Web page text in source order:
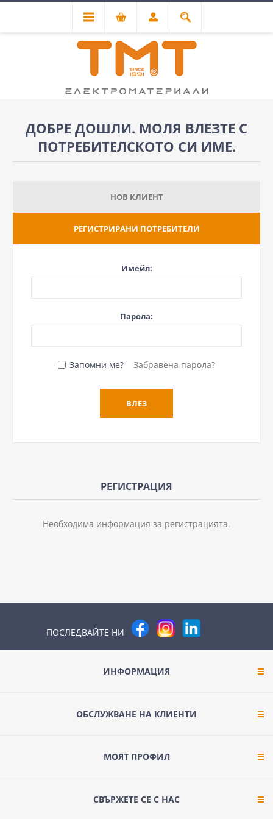
ДОБРЕ ДОШЛИ. МОЛЯ ВЛЕЗТЕ С
ПОТРЕБИТЕЛСКОТО СИ ИМЕ.
НОВ КЛИЕНТ
РЕГИСТРИРАНИ ПОТРЕБИТЕЛИ
Имейл:
Парола:
Запомни ме? Забравена парола?
РЕГИСТРАЦИЯ
Необходима информация за регистрацията.
ПОСЛЕДВАЙТЕ НИ
ИНФОРМАЦИЯ
ОБСЛУЖВАНЕ НА КЛИЕНТИ
МОЯТ ПРОФИЛ
СВЪРЖЕТЕ СЕ С НАС